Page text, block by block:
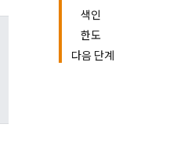
색인
한도
다음 단계